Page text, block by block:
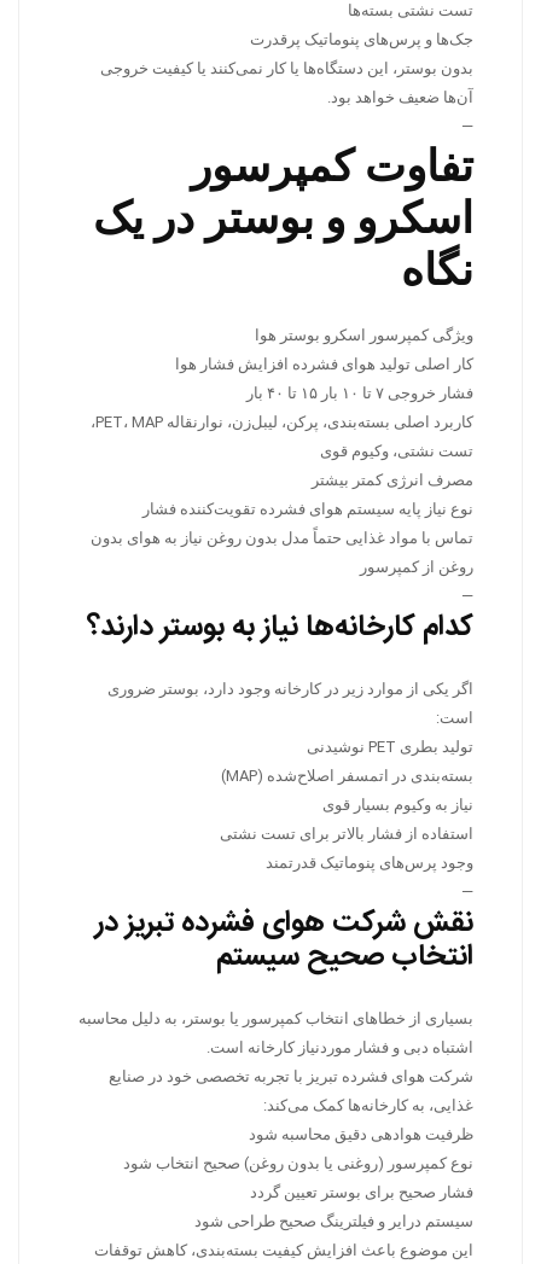
تست نشتی بسته‌ها
جک‌ها و پرس‌های پنوماتیک پرقدرت
بدون بوستر، این دستگاه‌ها یا کار نمی‌کنند یا کیفیت خروجی
آن‌ها ضعیف خواهد بود.
—
تفاوت کمپرسور
اسکرو و بوستر در یک
نگاه
ویژگی کمپرسور اسکرو بوستر هوا
کار اصلی تولید هوای فشرده افزایش فشار هوا
فشار خروجی ۷ تا ۱۰ بار ۱۵ تا ۴۰ بار
کاربرد اصلی بسته‌بندی، پرکن، لیبل‌زن، نوارنقاله PET، MAP،
تست نشتی، وکیوم قوی
مصرف انرژی کمتر بیشتر
نوع نیاز پایه سیستم هوای فشرده تقویت‌کننده فشار
تماس با مواد غذایی حتماً مدل بدون روغن نیاز به هوای بدون
روغن از کمپرسور
—
کدام کارخانه‌ها نیاز به بوستر دارند؟
اگر یکی از موارد زیر در کارخانه وجود دارد، بوستر ضروری
است:
تولید بطری PET نوشیدنی
بسته‌بندی در اتمسفر اصلاح‌شده (MAP)
نیاز به وکیوم بسیار قوی
استفاده از فشار بالاتر برای تست نشتی
وجود پرس‌های پنوماتیک قدرتمند
—
نقش شرکت هوای فشرده تبریز در
انتخاب صحیح سیستم
بسیاری از خطاهای انتخاب کمپرسور یا بوستر، به دلیل محاسبه
اشتباه دبی و فشار موردنیاز کارخانه است.
شرکت هوای فشرده تبریز با تجربه تخصصی خود در صنایع
غذایی، به کارخانه‌ها کمک می‌کند:
ظرفیت هوادهی دقیق محاسبه شود
نوع کمپرسور (روغنی یا بدون روغن) صحیح انتخاب شود
فشار صحیح برای بوستر تعیین گردد
سیستم درایر و فیلترینگ صحیح طراحی شود
این موضوع باعث افزایش کیفیت بسته‌بندی، کاهش توقفات